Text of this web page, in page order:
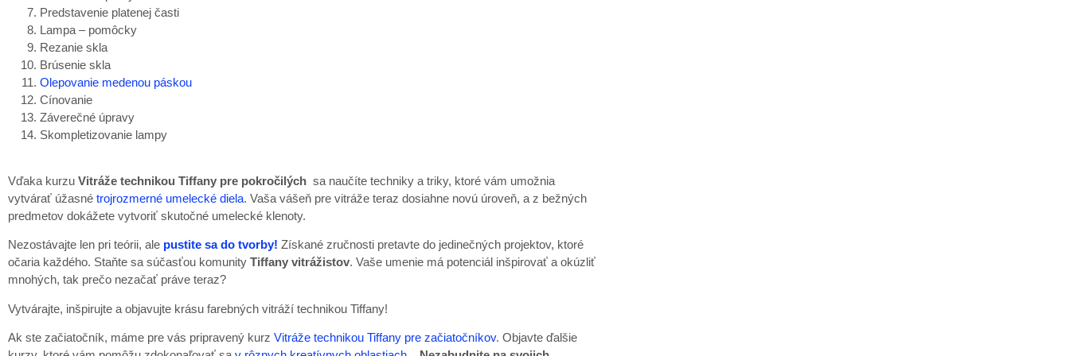
Predstavenie platenej časti
Lampa – pomôcky
Rezanie skla
Brúsenie skla
Olepovanie medenou páskou
Cínovanie
Záverečné úpravy
Skompletizovanie lampy
Vďaka kurzu Vitráže technikou Tiffany pre pokročilých sa naučíte techniky a triky, ktoré vám umožnia
vytvárať úžasné trojrozmerné umelecké diela. Vaša vášeň pre vitráže teraz dosiahne novú úroveň, a z bežných
predmetov dokážete vytvoriť skutočné umelecké klenoty.
Nezostávajte len pri teórii, ale pustite sa do tvorby! Získané zručnosti pretavte do jedinečných projektov, ktoré
očaria každého. Staňte sa súčasťou komunity Tiffany vitrážistov. Vaše umenie má potenciál inšpirovať a okúzliť
mnohých, tak prečo nezačať práve teraz?
Vytvárajte, inšpirujte a objavujte krásu farebných vitráží technikou Tiffany!
Ak ste začiatočník, máme pre vás pripravený kurz Vitráže technikou Tiffany pre začiatočníkov. Objavte ďalšie